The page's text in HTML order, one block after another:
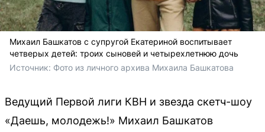
Михаил Башкатов с супругой Екатериной воспитывает
четверых детей: троих сыновей и четырехлетнюю дочь
Источник: Фото из личного архива Михаила Башкатова
Ведущий Первой лиги КВН и звезда скетч-шоу
«Даешь, молодежь!» Михаил Башкатов